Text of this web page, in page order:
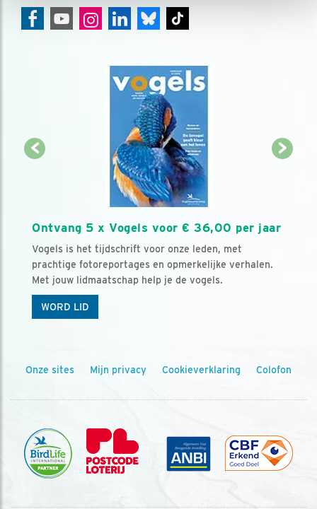
Ontvang 5 x Vogels voor € 36,00 per jaar
Vogels is het tijdschrift voor onze leden, met
prachtige fotoreportages en opmerkelijke verhalen.
Met jouw lidmaatschap help je de vogels.
WORD LID
Onze sites Mijn privacy Cookieverklaring Colofon